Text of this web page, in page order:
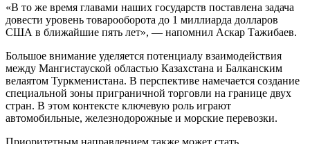
«В то же время главами наших государств поставлена задача
довести уровень товарооборота до 1 миллиарда долларов
США в ближайшие пять лет», — напомнил Аскар Тажибаев.
Большое внимание уделяется потенциалу взаимодействия
между Мангистауской областью Казахстана и Балканским
велаятом Туркменистана. В перспективе намечается создание
специальной зоны приграничной торговли на границе двух
стран. В этом контексте ключевую роль играют
автомобильные, железнодорожные и морские перевозки.
Приоритетным направлением также может стать